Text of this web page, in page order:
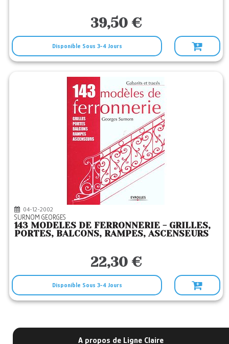
39,50 €
Disponible Sous 3-4 Jours
04-12-2002
SURNOM GEORGES
143 MODELES DE FERRONNERIE - GRILLES,
PORTES, BALCONS, RAMPES, ASCENSEURS
22,30 €
Disponible Sous 3-4 Jours
A propos de Ligne Claire